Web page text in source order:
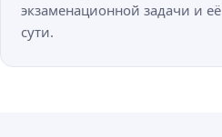
экзаменационной задачи и её
сути.